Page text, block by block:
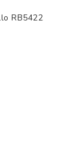
RB5422